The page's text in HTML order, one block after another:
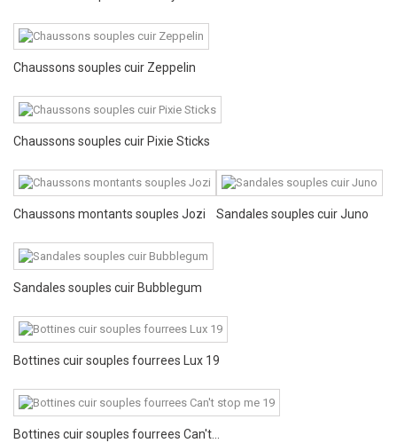
Chaussons souples cuir Zeppelin
Chaussons souples cuir Pixie Sticks
Chaussons montants souples Jozi Sandales souples cuir Juno
Sandales souples cuir Bubblegum
Bottines cuir souples fourrees Lux 19
Bottines cuir souples fourrees Can't...